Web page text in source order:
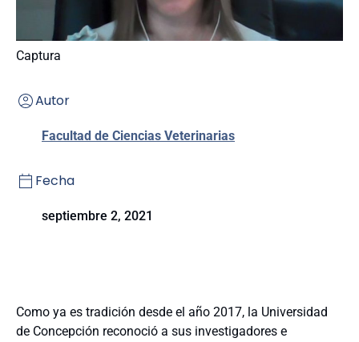
Captura
Autor
Facultad de Ciencias Veterinarias
Fecha
septiembre 2, 2021
Como ya es tradición desde el año 2017, la Universidad
de Concepción reconoció a sus investigadores e